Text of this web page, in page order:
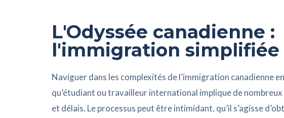
L'Odyssée canadienne :
l'immigration simplifiée
Naviguer dans les complexités de l’immigration canadienne
qu’étudiant ou travailleur international implique de
et délais. Le processus peut être intimidant, qu’il s’agisse